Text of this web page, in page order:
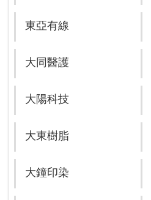
東亞有線
大同醫護
大陽科技
大東樹脂
大鐘印染